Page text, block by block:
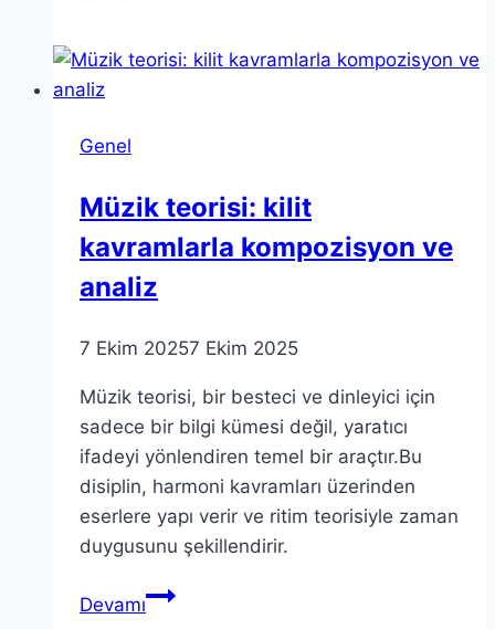
Eğitimi
Genel
Müzik teorisi: kilit
kavramlarla kompozisyon ve
analiz
7 Ekim 20257 Ekim 2025
Müzik teorisi, bir besteci ve dinleyici için
sadece bir bilgi kümesi değil, yaratıcı
ifadeyi yönlendiren temel bir araçtır.Bu
disiplin, harmoni kavramları üzerinden
eserlere yapı verir ve ritim teorisiyle zaman
duygusunu şekillendirir.
DevamıMüzik